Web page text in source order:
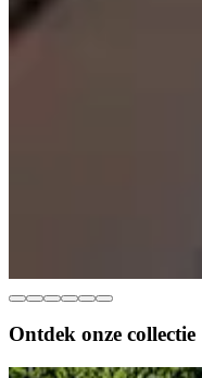
Ontdek onze collectie